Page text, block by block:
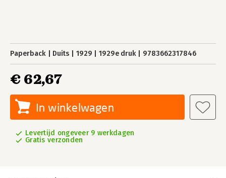
Paperback Duits 1929 1929e druk 9783662317846
€ 62,67
In winkelwagen
Levertijd ongeveer 9 werkdagen
Gratis verzonden